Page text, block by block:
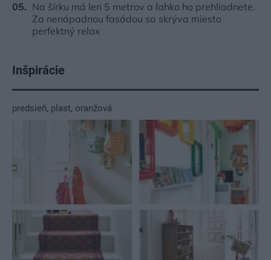
Na šírku má len 5 metrov a ľahko ho prehliadnete.
Za nenápadnou fasádou sa skrýva miesto
perfektný relax
Inšpirácie
predsieň, plast, oranžová